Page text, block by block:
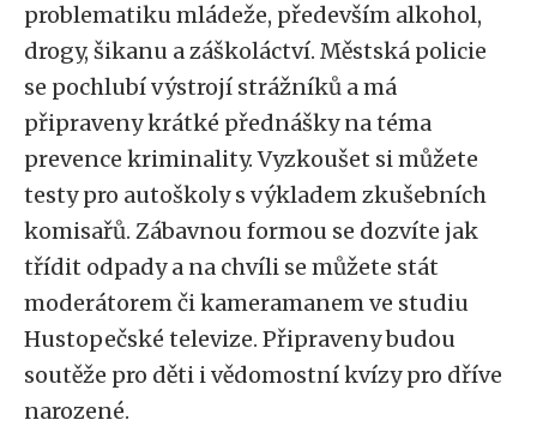
problematiku mládeže, především alkohol,
drogy, šikanu a záškoláctví. Městská policie
se pochlubí výstrojí strážníků a má
připraveny krátké přednášky na téma
prevence kriminality. Vyzkoušet si můžete
testy pro autoškoly s výkladem zkušebních
komisařů. Zábavnou formou se dozvíte jak
třídit odpady a na chvíli se můžete stát
moderátorem či kameramanem ve studiu
Hustopečské televize. Připraveny budou
soutěže pro děti i vědomostní kvízy pro dříve
narozené.